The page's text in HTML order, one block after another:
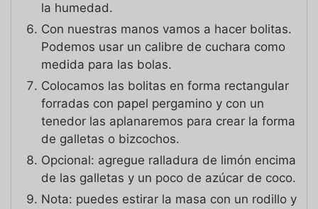
la humedad.
Con nuestras manos vamos a hacer bolitas.
Podemos usar un calibre de cuchara como
medida para las bolas.
Colocamos las bolitas en forma rectangular
forradas con papel pergamino y con un
tenedor las aplanaremos para crear la forma
de galletas o bizcochos.
Opcional: agregue ralladura de limón encima
de las galletas y un poco de azúcar de coco.
Nota: puedes estirar la masa con un rodillo y